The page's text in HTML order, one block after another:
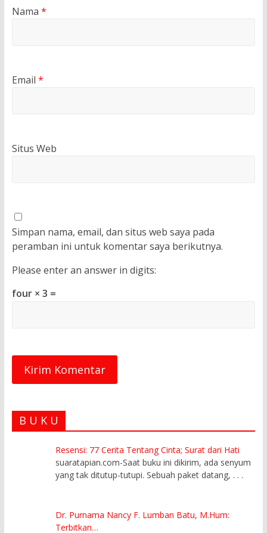
Nama *
Email *
Situs Web
Simpan nama, email, dan situs web saya pada
peramban ini untuk komentar saya berikutnya.
Please enter an answer in digits:
four × 3 =
B U K U
Resensi: 77 Cerita Tentang Cinta; Surat dari Hati
suaratapian.com-Saat buku ini dikirim, ada senyum
yang tak ditutup-tutupi. Sebuah paket datang, . . .
Dr. Purnama Nancy F. Lumban Batu, M.Hum:
Terbitkan…